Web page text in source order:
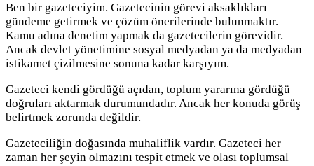
Ben bir gazeteciyim. Gazetecinin görevi aksaklıkları
gündeme getirmek ve çözüm önerilerinde bulunmaktır.
Kamu adına denetim yapmak da gazetecilerin görevidir.
Ancak devlet yönetimine sosyal medyadan ya da medyadan
istikamet çizilmesine sonuna kadar karşıyım.
Gazeteci kendi gördüğü açıdan, toplum yararına gördüğü
doğruları aktarmak durumundadır. Ancak her konuda görüş
belirtmek zorunda değildir.
Gazeteciliğin doğasında muhaliflik vardır. Gazeteci her
zaman her şeyin olmazını tespit etmek ve olası toplumsal